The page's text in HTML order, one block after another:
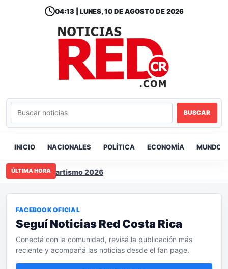
04:13 | LUNES, 10 DE AGOSTO DE 2026
BUSCAR
INICIO NACIONALES POLÍTICA ECONOMÍA MUNDO
ÚLTIMA HORA
de Kartismo 2026
FACEBOOK OFICIAL
Seguí Noticias Red Costa Rica
Conectá con la comunidad, revisá la publicación más
reciente y acompañá las noticias desde el fan page.